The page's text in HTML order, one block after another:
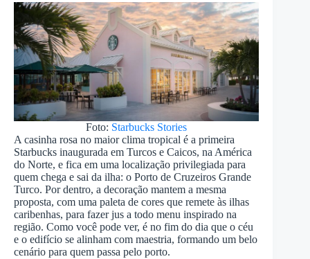
Foto: Starbucks Stories
A casinha rosa no maior clima tropical é a primeira
Starbucks inaugurada em Turcos e Caicos, na América
do Norte, e fica em uma localização privilegiada para
quem chega e sai da ilha: o Porto de Cruzeiros Grande
Turco. Por dentro, a decoração mantem a mesma
proposta, com uma paleta de cores que remete às ilhas
caribenhas, para fazer jus a todo menu inspirado na
região. Como você pode ver, é no fim do dia que o céu
e o edifício se alinham com maestria, formando um belo
cenário para quem passa pelo porto.